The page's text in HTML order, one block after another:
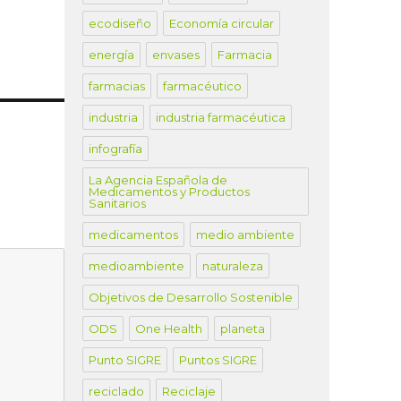
ecodiseño Economía circular
energía envases Farmacia
farmacias farmacéutico
industria industria farmacéutica
infografía
La Agencia Española de
Medicamentos y Productos
Sanitarios
medicamentos medio ambiente
medioambiente naturaleza
Objetivos de Desarrollo Sostenible
ODS One Health planeta
Punto SIGRE Puntos SIGRE
reciclado Reciclaje